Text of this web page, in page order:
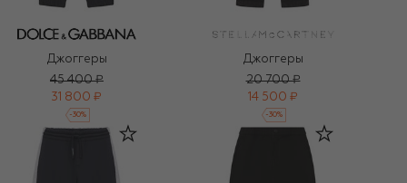
Джоггеры
45 400 ₽
31 800 ₽
-30%
Джоггеры
20 700 ₽
14 500 ₽
-30%